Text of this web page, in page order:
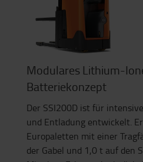
Modulares Lithium-
Batteriekonzept
Der SSI200D ist für
und Entladung entwickelt.
Europaletten mit einer
der Gabel und 1,0 t auf den